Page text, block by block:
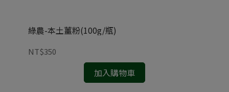
綠農-本土薑粉(100g/瓶)
NT$350
加入購物車